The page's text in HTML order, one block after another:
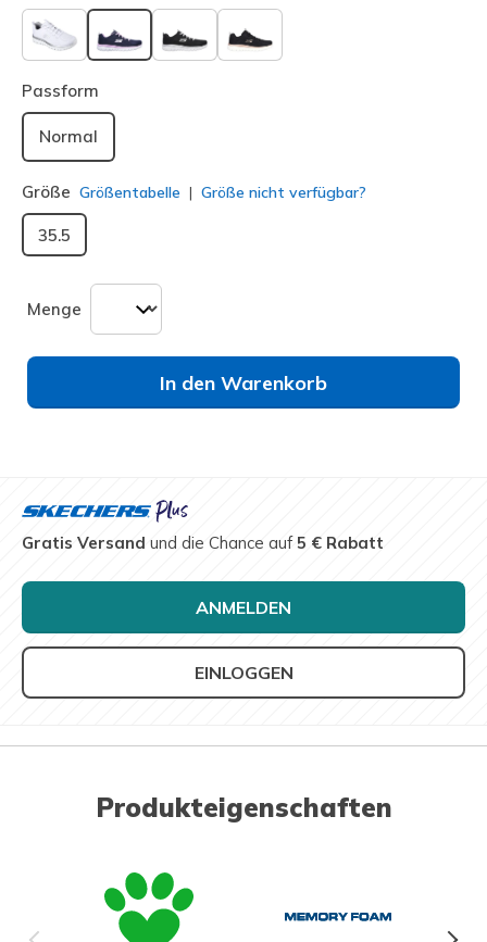
ausgewählt
Passform
Normal
Größe Größentabelle Größe nicht verfügbar?
35.5
Menge
In den Warenkorb
Gratis Versand und die Chance auf5 € Rabatt
ANMELDEN
EINLOGGEN
Produkteigenschaften